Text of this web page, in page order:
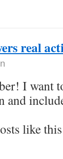
real
I want
and
like